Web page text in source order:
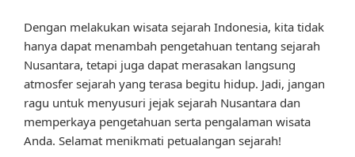
Dengan melakukan wisata sejarah Indonesia, kita tidak
hanya dapat menambah pengetahuan tentang sejarah
Nusantara, tetapi juga dapat merasakan langsung
atmosfer sejarah yang terasa begitu hidup. Jadi, jangan
ragu untuk menyusuri jejak sejarah Nusantara dan
memperkaya pengetahuan serta pengalaman wisata
Anda. Selamat menikmati petualangan sejarah!